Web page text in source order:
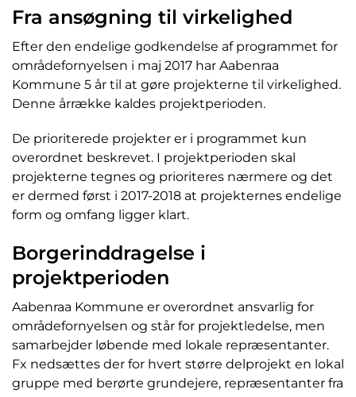
Fra ansøgning til virkelighed
Efter den endelige godkendelse af programmet for
områdefornyelsen i maj 2017 har Aabenraa
Kommune 5 år til at gøre projekterne til virkelighed.
Denne årrække kaldes projektperioden.
De prioriterede projekter er i programmet kun
overordnet beskrevet. I projektperioden skal
projekterne tegnes og prioriteres nærmere og det
er dermed først i 2017-2018 at projekternes endelige
form og omfang ligger klart.
Borgerinddragelse i
projektperioden
Aabenraa Kommune er overordnet ansvarlig for
områdefornyelsen og står for projektledelse, men
samarbejder løbende med lokale repræsentanter.
Fx nedsættes der for hvert større delprojekt en lokal
gruppe med berørte grundejere, repræsentanter fra